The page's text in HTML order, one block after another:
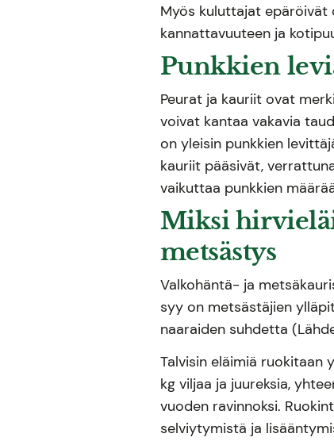
Myös kuluttajat epäröivät
kannattavuuteen ja
Punkkien
Peurat ja kauriit ovat
voivat kantaa vakavia
on yleisin punkkien
kauriit pääsivät,
vaikuttaa punkkien
Miksi
metsästys
Valkohäntä- ja
syy on metsästäjien
naaraiden suhdetta
Talvisin eläimiä ruokitaan
kg viljaa ja juureksia,
vuoden ravinnoksi.
selviytymistä ja